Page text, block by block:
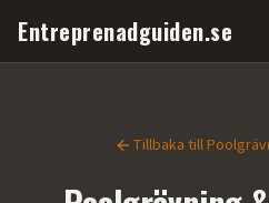
Entreprenadguiden.se
Tillbaka till